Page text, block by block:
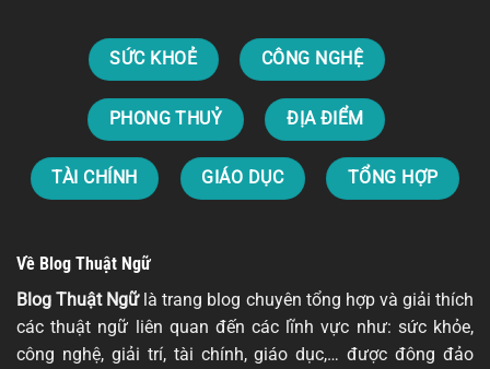
SỨC KHOẺ CÔNG NGHỆ
PHONG THUỶ ĐỊA ĐIỂM
TÀI CHÍNH GIÁO DỤC TỔNG HỢP
Về Blog Thuật Ngữ
Blog Thuật Ngữlà trang blog chuyên tổng hợp và giải thích
các thuật ngữ liên quan đến các lĩnh vực như: sức khỏe,
công nghệ, giải trí, tài chính, giáo dục,… được đông đảo